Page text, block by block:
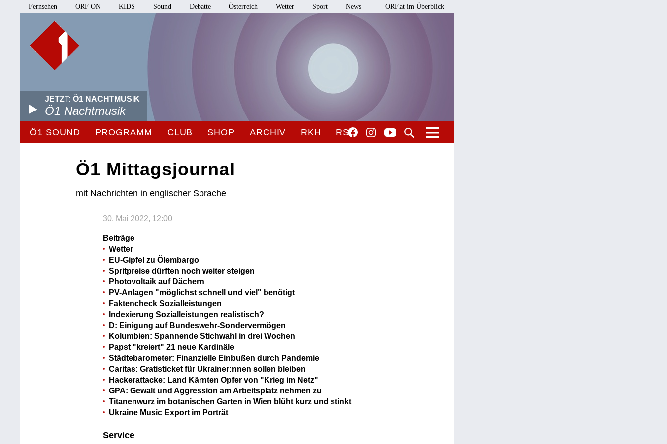
Fernsehen ORF ON KIDS Sound Debatte Österreich Wetter Sport News ORF.at im Überblick
JETZT: Ö1 NACHTMUSIK
Ö1 Nachtmusik
Ö1 SOUND PROGRAMM CLUB SHOP ARCHIV RKH RSO
Ö1 Mittagsjournal
mit Nachrichten in englischer Sprache
30. Mai 2022, 12:00
Beiträge
Wetter
EU-Gipfel zu Ölembargo
Spritpreise dürften noch weiter steigen
Photovoltaik auf Dächern
PV-Anlagen "möglichst schnell und viel" benötigt
Faktencheck Sozialleistungen
Indexierung Sozialleistungen realistisch?
D: Einigung auf Bundeswehr-Sondervermögen
Kolumbien: Spannende Stichwahl in drei Wochen
Papst "kreiert" 21 neue Kardinäle
Städtebarometer: Finanzielle Einbußen durch Pandemie
Caritas: Gratisticket für Ukrainer:nnen sollen bleiben
Hackerattacke: Land Kärnten Opfer von "Krieg im Netz"
GPA: Gewalt und Aggression am Arbeitsplatz nehmen zu
Titanenwurz im botanischen Garten in Wien blüht kurz und stinkt
Ukraine Music Export im Porträt
Service